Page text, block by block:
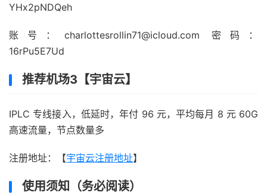
YHx2pNDQeh
账号： charlottesrollin71@icloud.com 密码：
16rPu5E7Ud
推荐机场3【宇宙云】
IPLC 专线接入，低延时，年付 96 元，平均每月 8 元 60G
高速流量，节点数量多
注册地址：【宇宙云注册地址】
使用须知（务必阅读）